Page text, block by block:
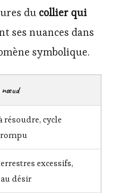
du collier qui
ses nuances dans
symbolique.
résoudre, cycle
excessifs,
désir